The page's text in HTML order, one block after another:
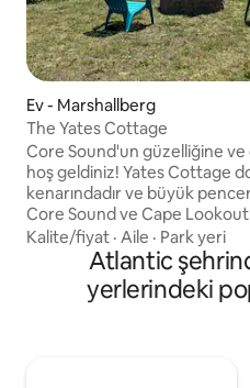
Ev - Marshallberg
The Yates Cottage
Core Sound'un güzelliğine ve
hoş geldiniz! Yates Cottage doğrudan su
kenarındadır ve büyük
Core Sound ve Cape
Feneri'nin muhteşem
sahiptir. Diğer olanaklar
veranda, ateş çukuru ve çim
büyük bir bahçe
Kalite/fiyat · Aile · Park yeri
Atlantic
yerlerindeki